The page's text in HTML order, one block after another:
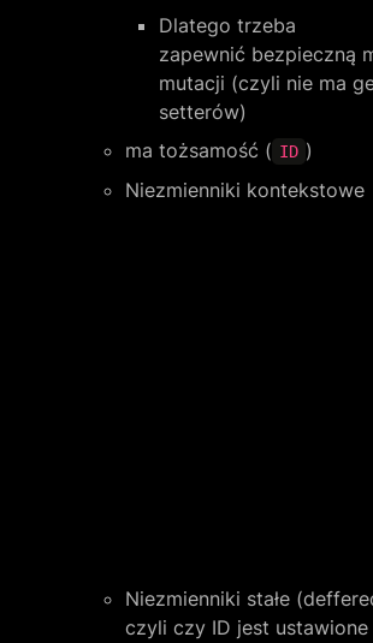
Dlatego trzeba
zapewnić bezpieczną
mutacji (czyli nie ma
setterów)
ma tożsamość ( ID )
Niezmienniki kontekstowe
Niezmienniki stałe
czyli czy ID jest